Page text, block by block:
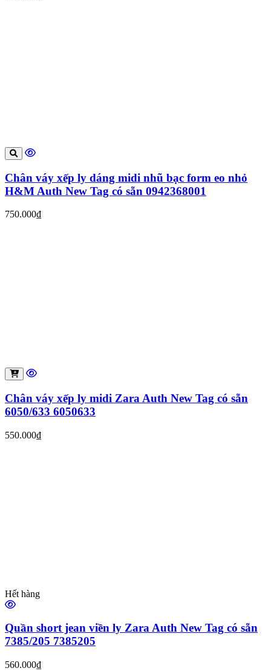
Chân váy xếp ly dáng midi nhũ bạc form eo nhỏ
H&M Auth New Tag có sẵn 0942368001
750.000₫
Chân váy xếp ly midi Zara Auth New Tag có sẵn
6050/633 6050633
550.000₫
Hết hàng
Quần short jean viền ly Zara Auth New Tag có sẵn
7385/205 7385205
560.000₫